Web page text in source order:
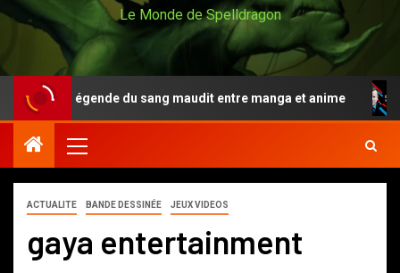
Le Monde de Spelldragon
la légende du sang maudit entre manga et anime
ACTUALITE BANDE DESSINÉE JEUX VIDEOS
gaya entertainment